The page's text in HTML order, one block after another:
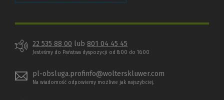
22 535 88 00 lub 801 04 45 45
Jesteśmy do Państwa dyspozycji od 8:00 do 16:00
pl-obsluga.profinfo@wolterskluwer.com
Na wiadomość odpowiemy możliwe jak najszybciej.